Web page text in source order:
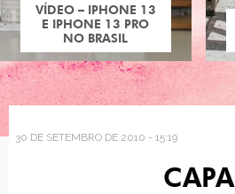
VÍDEO – IPHONE 13
E IPHONE 13 PRO
NO BRASIL
30 DE SETEMBRO DE 2010 - 15:19
CAPA